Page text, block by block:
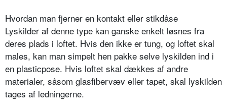
Hvordan man fjerner en kontakt eller stikdåse
Lyskilder af denne type kan ganske enkelt løsnes fra
deres plads i loftet. Hvis den ikke er tung, og loftet skal
males, kan man simpelt hen pakke selve lyskilden ind i
en plasticpose. Hvis loftet skal dækkes af andre
materialer, såsom glasfibervæv eller tapet, skal lyskilden
tages af ledningerne.